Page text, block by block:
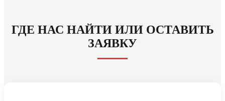
ГДЕ НАС НАЙТИ ИЛИ ОСТАВИТЬ
ЗАЯВКУ